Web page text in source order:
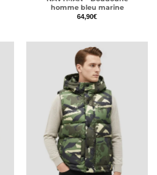
homme bleu marine
64,90€